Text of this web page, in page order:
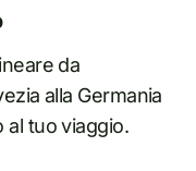
da
alla Germania
al tuo viaggio.